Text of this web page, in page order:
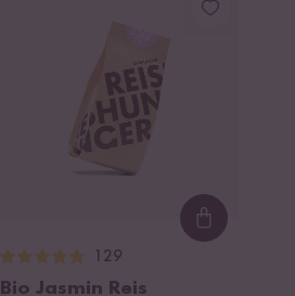
Loading...
129
Bio Jasmin Reis